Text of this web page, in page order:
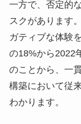
一方で、否定的
スクがあります
ガティブな体験
の18%から2022
のことから、一
構築において従
わかります。